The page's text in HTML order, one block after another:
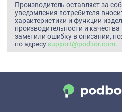
Производитель оставляет за
уведомления потребителя
характеристики и функции
производительности и
заметили ошибку в описании,
по адресу support@podbor.com.